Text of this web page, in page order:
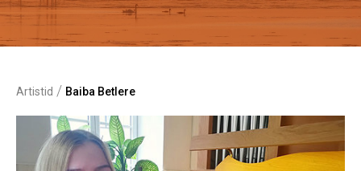
Artistid / Baiba Betlere